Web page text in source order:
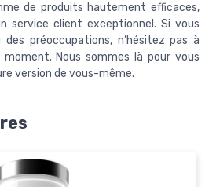
de produits hautement efficaces,
service client exceptionnel. Si vous
préoccupations, n’hésitez pas à
Nous sommes là pour vous
version de vous-même.